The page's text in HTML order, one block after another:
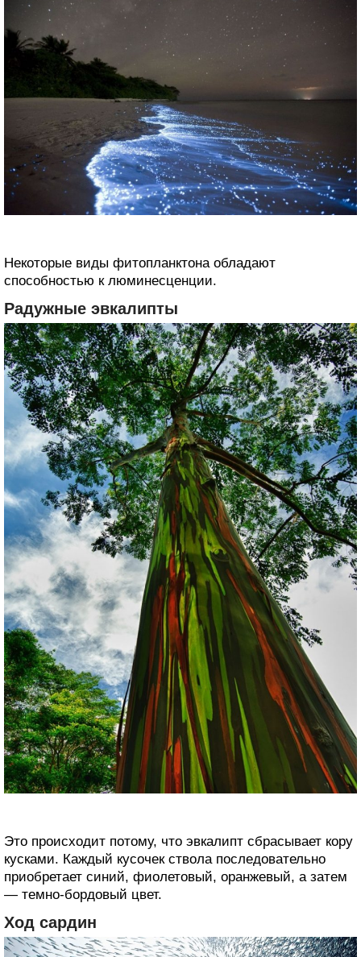
Некоторые виды фитопланктона ‎обладают
способностью к люминесценции.
Радужные эвкалипты
Это происходит потому, что эвкалипт сбрасывает кору
кусками. Каждый кусочек ‎ствола последовательно
приобретает синий, фиолетовый, оранжевый, а затем
— темно-‎бордовый цвет.
Ход сардин